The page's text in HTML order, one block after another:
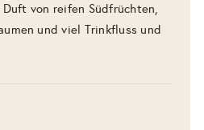
von reifen Südfrüchten,
und viel Trinkfluss und